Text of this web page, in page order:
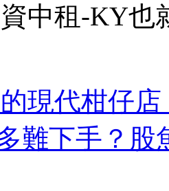
中租-KY也
現代柑仔
難下手？